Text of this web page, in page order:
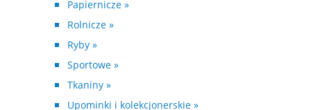
Papiernicze »
Rolnicze »
Ryby »
Sportowe »
Tkaniny »
Upominki i kolekcjonerskie »